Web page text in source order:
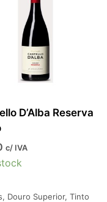
D’Alba Reserva
c/ IVA
, Douro Superior, Tinto